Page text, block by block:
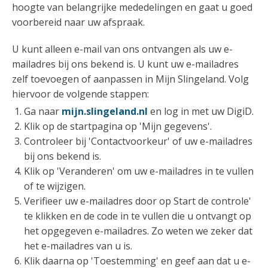
hoogte van belangrijke mededelingen en gaat u goed
voorbereid naar uw afspraak.
U kunt alleen e-mail van ons ontvangen als uw e-
mailadres bij ons bekend is. U kunt uw e-mailadres
zelf toevoegen of aanpassen in Mijn Slingeland. Volg
hiervoor de volgende stappen:
Ga naar mijn.slingeland.nl en log in met uw DigiD.
Klik op de startpagina op 'Mijn gegevens'.
Controleer bij 'Contactvoorkeur' of uw e-mailadres
bij ons bekend is.
Klik op 'Veranderen' om uw e-mailadres in te vullen
of te wijzigen.
Verifieer uw e-mailadres door op Start de controle'
te klikken en de code in te vullen die u ontvangt op
het opgegeven e-mailadres. Zo weten we zeker dat
het e-mailadres van u is.
Klik daarna op 'Toestemming' en geef aan dat u e-